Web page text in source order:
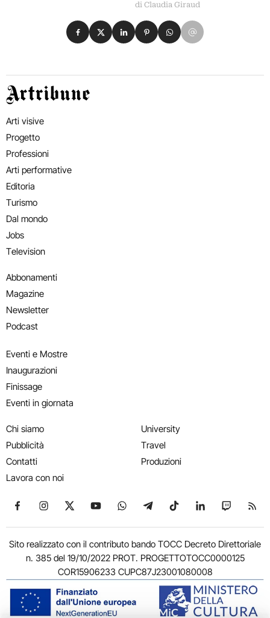
di Claudia Giraud
Condividi su Facebook
Condividi su X
Condividi su LinkedIn
Condividi su Pinterest
Condividi su WhatsApp
Condividi su Email
Artribune
Arti visive
Progetto
Professioni
Arti performative
Editoria
Turismo
Dal mondo
Jobs
Television
Abbonamenti
Magazine
Newsletter
Podcast
Eventi e Mostre
Inaugurazioni
Finissage
Eventi in giornata
Chi siamo
Pubblicità
Contatti
Lavora con noi
University
Travel
Produzioni
Seguici su Facebook
Seguici su Instagram
Seguici su X
Seguici su YouTube
Seguici su WhatsApp
Seguici su Telegram
Seguici su TikTok
Seguici su
Seguici
Sito realizzato con il contributo bando TOCC Decreto Direttoriale
n. 385 del 19/10/2022 PROT. PROGETTOTOCC0000125
COR15906233 CUPC87J23001080008